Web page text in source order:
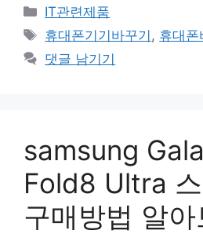
카
테
리
IT관련제품
태
그
휴대폰기기바꾸기 , 휴대폰
댓글 남기기
samsung
Fold8 Ultra
구매방법 알아